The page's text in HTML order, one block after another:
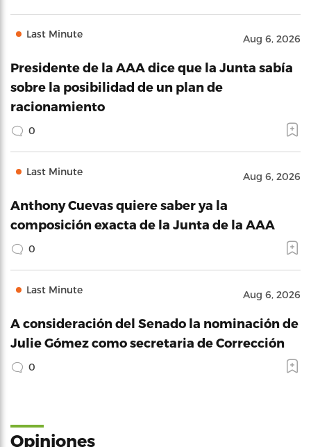
Last Minute Aug 6, 2026
Presidente de la AAA dice que la Junta sabía
sobre la posibilidad de un plan de
racionamiento
0
Last Minute Aug 6, 2026
Anthony Cuevas quiere saber ya la
composición exacta de la Junta de la AAA
0
Last Minute Aug 6, 2026
A consideración del Senado la nominación de
Julie Gómez como secretaria de Corrección
0
Opiniones